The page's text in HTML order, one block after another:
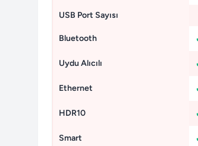
USB Port Sayısı
Bluetooth
Uydu Alıcılı
Ethernet
HDR10
Smart